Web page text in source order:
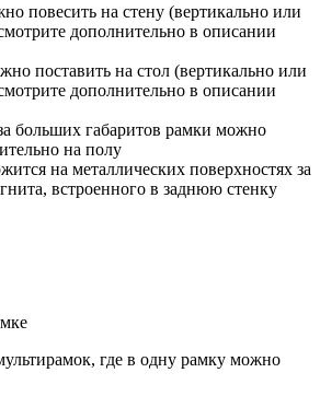
повесить на стену (вертикально или
дополнительно в описании
поставить на стол (вертикально или
дополнительно в описании
больших габаритов рамки можно
на полу
на металлических поверхностях за
встроенного в заднюю стенку
где в одну рамку можно